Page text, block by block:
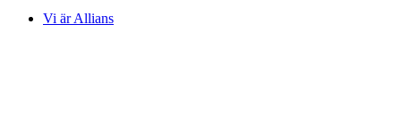
Vi är Allians